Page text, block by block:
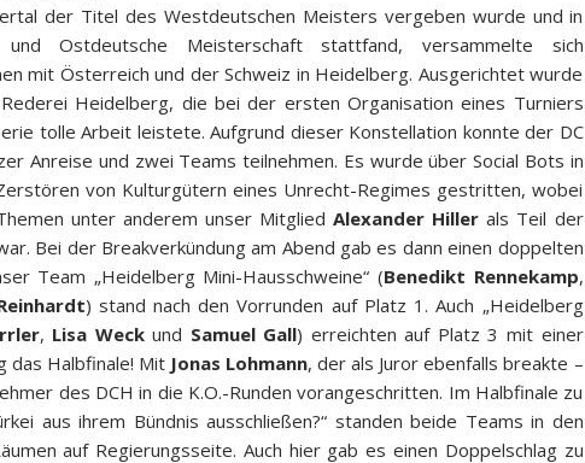
der Titel des Westdeutschen Meisters vergeben wurde und in
Ostdeutsche Meisterschaft stattfand, versammelte sich
mit Österreich und der Schweiz in Heidelberg. Ausgerichtet wurde
Heidelberg, die bei der ersten Organisation eines Turniers
tolle Arbeit leistete. Aufgrund dieser Konstellation konnte der DC
Anreise und zwei Teams teilnehmen. Es wurde über Social Bots in
von Kulturgütern eines Unrecht-Regimes gestritten, wobei
unter anderem unser MitgliedAlexander Hiller als Teil der
Bei der Breakverkündung am Abend gab es dann einen doppelten
Team „Heidelberg Mini-Hausschweine“ (Benedikt Rennekamp,
) stand nach den Vorrunden auf Platz 1. Auch „Heidelberg
, Lisa Weckund Samuel Gall) erreichten auf Platz 3 mit einer
das Halbfinale! Mit Jonas Lohmann, der als Juror ebenfalls breakte –
des DCH in die K.O.-Runden vorangeschritten. Im Halbfinale zu
aus ihrem Bündnis ausschließen?“ standen beide Teams in den
auf Regierungsseite. Auch hier gab es einen Doppelschlag zu